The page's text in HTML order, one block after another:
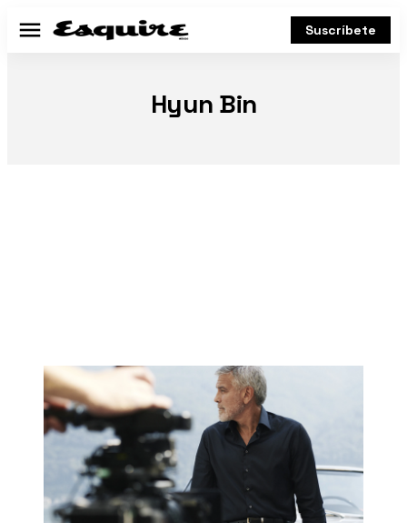
Menú Suscríbete
Hyun Bin